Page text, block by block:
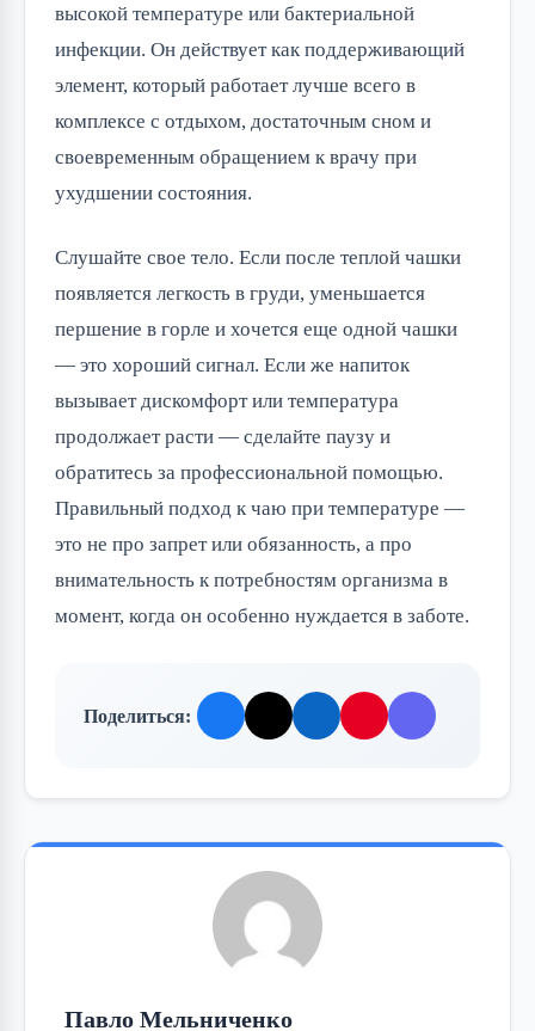
высокой температуре или бактериальной
инфекции. Он действует как поддерживающий
элемент, который работает лучше всего в
комплексе с отдыхом, достаточным сном и
своевременным обращением к врачу при
ухудшении состояния.
Слушайте свое тело. Если после теплой чашки
появляется легкость в груди, уменьшается
першение в горле и хочется еще одной чашки
— это хороший сигнал. Если же напиток
вызывает дискомфорт или температура
продолжает расти — сделайте паузу и
обратитесь за профессиональной помощью.
Правильный подход к чаю при температуре —
это не про запрет или обязанность, а про
внимательность к потребностям организма в
момент, когда он особенно нуждается в заботе.
Поделиться:
Павло Мельниченко